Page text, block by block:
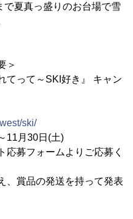
夏真っ盛りのお台場で雪
＞
って～SKI好き』 キャン
ski/
11月30日(土)
応募フォームよりご応募く
、賞品の発送を持って発表